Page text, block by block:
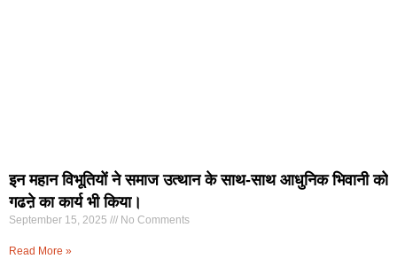
इन महान विभूतियों ने समाज उत्थान के साथ-साथ आधुनिक भिवानी को
गढऩे का कार्य भी किया।
September 15, 2025 No Comments
Read More »